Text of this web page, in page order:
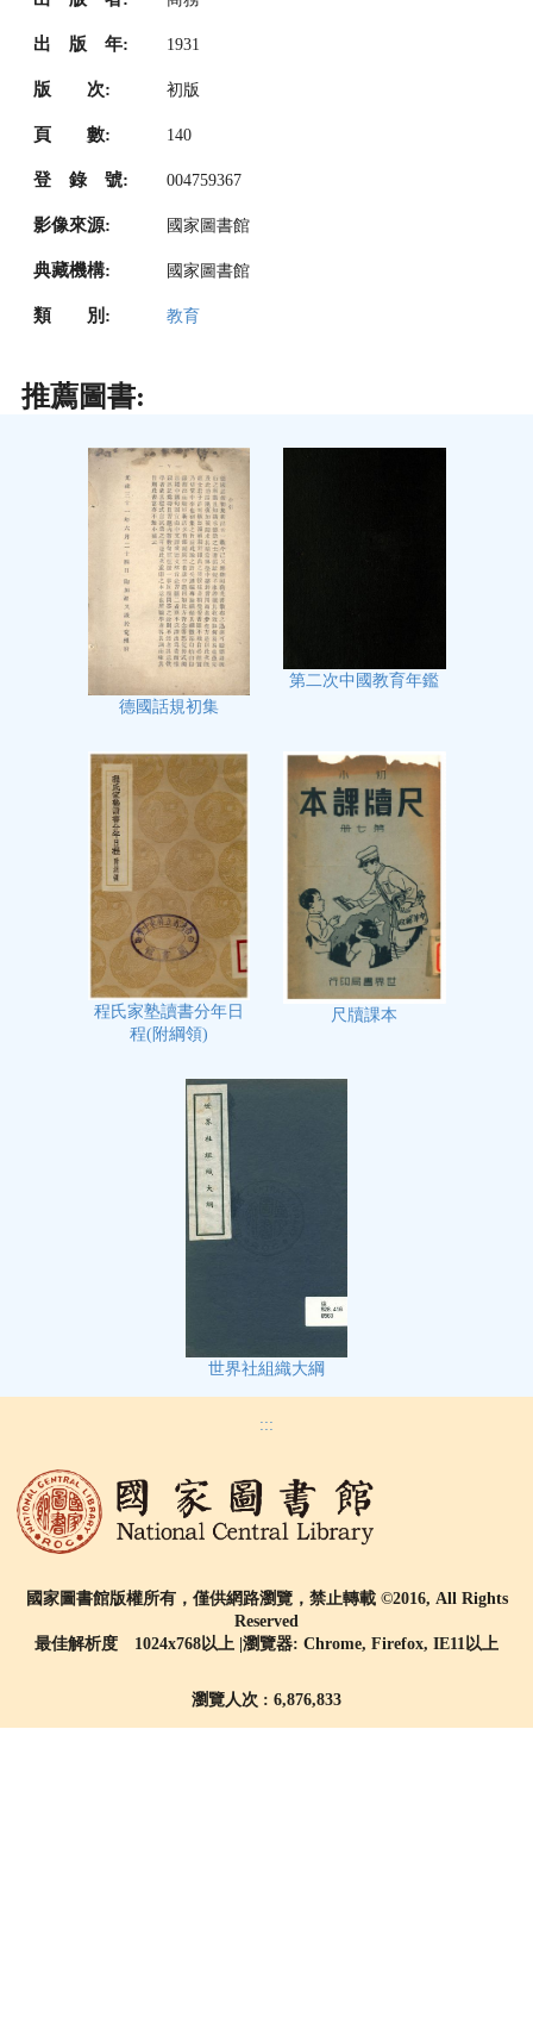
出 版 年: 1931
版 次: 初版
頁 數: 140
登 錄 號: 004759367
影像來源: 國家圖書館
典藏機構: 國家圖書館
類 別: 教育
推薦圖書:
德國話規初集
第二次中國教育年鑑
程氏家塾讀書分年日
程(附綱領)
尺牘課本
世界社組織大綱
:::
國家圖書館版權所有，僅供網路瀏覽，禁止轉載 ©2016, All Rights
Reserved
最佳解析度 1024x768以上 |瀏覽器: Chrome, Firefox, IE11以上
瀏覽人次 : 6,876,833